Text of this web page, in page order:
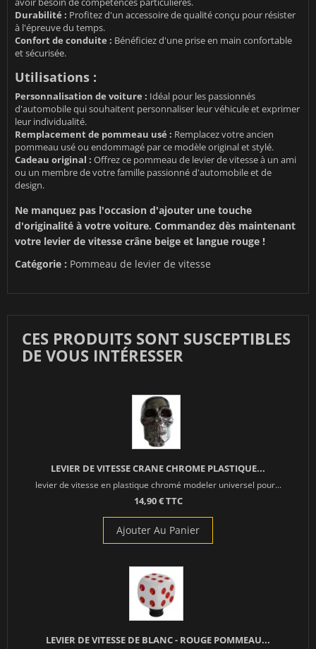
Durabilité : Profitez d'un accessoire de qualité conçu pour résister
à l'épreuve du temps.
Confort de conduite : Bénéficiez d'une prise en main confortable
et sécurisée.
Utilisations :
Personnalisation de voiture : Idéal pour les passionnés
d'automobile qui souhaitent personnaliser leur véhicule et exprimer
leur individualité.
Remplacement de pommeau usé : Remplacez votre ancien
pommeau usé ou endommagé par ce modèle original et stylé.
Cadeau original : Offrez ce pommeau de levier de vitesse à un ami
ou un membre de votre famille passionné d'automobile et de
design.
Ne manquez pas l'occasion d'ajouter une touche
d'originalité à votre voiture. Commandez dès maintenant
votre levier de vitesse crâne beige et langue rouge !
Catégorie : Pommeau de levier de vitesse
CES PRODUITS SONT SUSCEPTIBLES
DE VOUS INTÉRESSER
LEVIER DE VITESSE CRANE CHROME PLASTIQUE...
levier de vitesse en plastique chromé modeler universel pour...
14,90 € TTC
Ajouter Au Panier
LEVIER DE VITESSE DE BLANC - ROUGE POMMEAU...